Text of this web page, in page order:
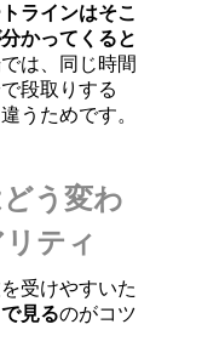
ラインはそこ
かってくると
は、同じ時間
段取りする
うためです。
う変わ
ティ
受けやすいた
見るのがコツ